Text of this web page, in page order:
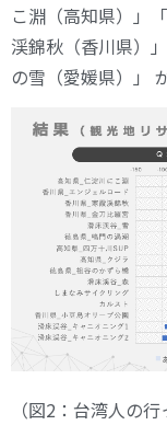
こ淵（高知県）」
渓錦秋（香川県）
の雪（愛媛県）」
（図2：台湾人の